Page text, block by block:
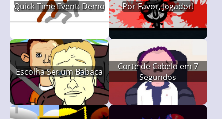
Quick Time Event: Demo Por Favor, Jogador!
Escolha Ser um Babaca
Corte de Cabelo em 7
Segundos